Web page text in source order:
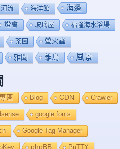
河流 海洋館 海邊
燈會 玻璃屋 福隆海水浴場
茶園 螢火蟲
雅聞 離島 風景
區 Blog CDN Crawler
google fonts
Google Tag Manager
phpBB PuTTY